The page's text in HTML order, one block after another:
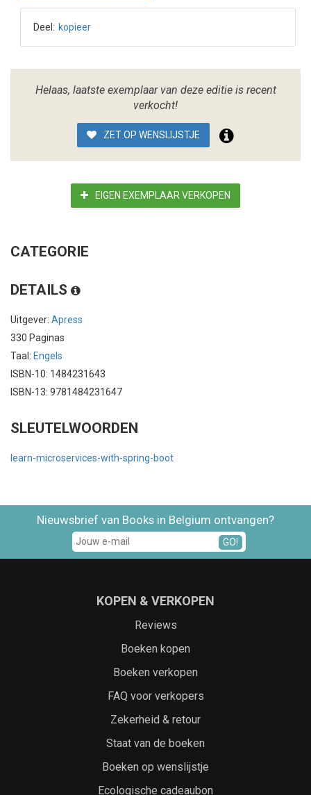
Deel: kopieer
Helaas, laatste exemplaar van deze editie is recent
verkocht!
ZET OP WENSLIJSTJE
EIGEN EXEMPLAAR VERKOPEN
CATEGORIE
DETAILS
Uitgever: Apress
330 Paginas
Taal: Engels
ISBN-10: 1484231643
ISBN-13: 9781484231647
SLEUTELWOORDEN
learn-microservices-with-spring-boot
Nieuwsbrief van Books in Belgium ontvangen?
GO!
KOPEN & VERKOPEN
Reviews
Boeken kopen
Boeken verkopen
FAQ voor verkopers
Zekerheid & retour
Staat van de boeken
Boeken op wenslijstje
Ecologische cadeaubon